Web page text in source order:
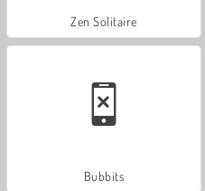
Zen Solitaire
Bubbits